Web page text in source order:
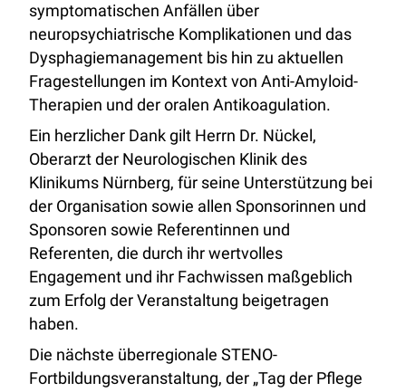
symptomatischen Anfällen über
neuropsychiatrische Komplikationen und das
Dysphagiemanagement bis hin zu aktuellen
Fragestellungen im Kontext von Anti-Amyloid-
Therapien und der oralen Antikoagulation.
Ein herzlicher Dank gilt Herrn Dr. Nückel,
Oberarzt der Neurologischen Klinik des
Klinikums Nürnberg, für seine Unterstützung bei
der Organisation sowie allen Sponsorinnen und
Sponsoren sowie Referentinnen und
Referenten, die durch ihr wertvolles
Engagement und ihr Fachwissen maßgeblich
zum Erfolg der Veranstaltung beigetragen
haben.
Die nächste überregionale STENO-
Fortbildungsveranstaltung, der „Tag der Pflege